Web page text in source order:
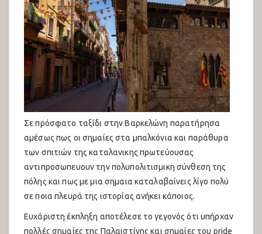
Σε πρόσφατο ταξίδι στην Βαρκελώνη παρατήρησα
αμέσως πως οι σημαίες στα μπαλκόνια και παράθυρα
των σπιτιών της καταλανικης πρωτεύουσας
αντιπροσωπευουν την πολυπολιτισμικη σύνθεση της
πόλης και πως με μια σημαια καταλαβαίνεις λίγο πολύ
σε ποια πλευρά της ιστορίας ανήκει κάποιος.
Ευχάριστη έκπληξη αποτέλεσε το γεγονός ότι υπήρχαν
πολλές σημαίες της Παλαιστίνης και σημαίες του pride